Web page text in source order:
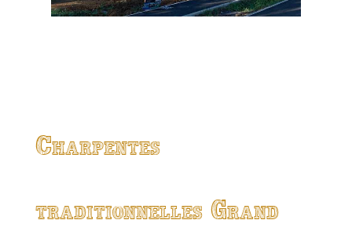
Charpentes
traditionnelles Grand